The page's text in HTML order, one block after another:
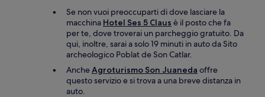
Se non vuoi preoccuparti di dove lasciare la
macchina Hotel Ses 5 Claus è il posto che fa
per te, dove troverai un parcheggio gratuito. Da
qui, inoltre, sarai a solo 19 minuti in auto da Sito
archeologico Poblat de Son Catlar.
AncheAgroturismo Son Juaneda offre
questo servizio e si trova a una breve distanza in
auto.